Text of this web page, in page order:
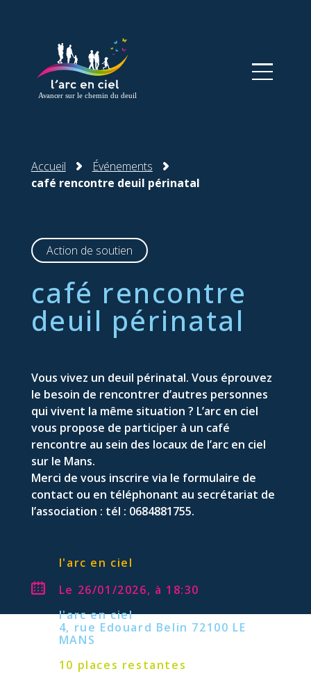
Accueil
Événements
café rencontre deuil périnatal
Action de soutien
café rencontre
deuil périnatal
Vous vivez un deuil périnatal. Vous éprouvez
le besoin de rencontrer d’autres personnes
qui vivent la même situation ? L’arc en ciel
vous propose de participer à un café
rencontre au sein des locaux de l’arc en ciel
sur le Mans.
Merci de vous inscrire via le formulaire de
contact ou en téléphonant au secrétariat de
l’association : tél : 0684881755.
l'arc en ciel
Le 26/01/2026, à 18:30
l'arc en ciel
4, rue Edouard Belin 72100 LE
MANS
10 places restantes